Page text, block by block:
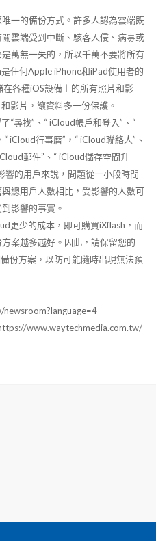
一的備份方式。許多人認為雲端既
雲端受到中斷、駭客入侵、病毒或
萬無一失的，所以千萬不要將所有
任何Apple iPhone和iPad使用者的
各種iOS設備上的所有照片和影
影片，讓資料多一份保護。
“尋找”、“ iCloud帳戶和登入”、“
iCloud行事曆”，“ iCloud聯絡人”、
郵件”、“ iCloud儲存空間升
響的用戶來說，問題從一小段時間
總用戶人數相比，受影響的人數可
影響的事實。
更少的成本，即可購買iXflash，而
案越多越好。因此，請保留您的
份方案，以防可能隨時出現無法預
www.waytechmedia.com.tw/